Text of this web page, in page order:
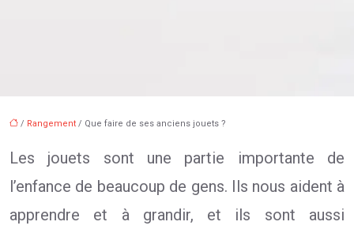
/ Rangement / Que faire de ses anciens jouets ?
Les jouets sont une partie importante de
l’enfance de beaucoup de gens. Ils nous aident à
apprendre et à grandir, et ils sont aussi